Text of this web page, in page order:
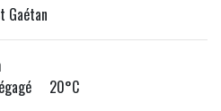
Gaétan
20°C